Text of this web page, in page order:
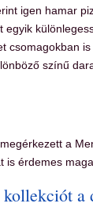
igen hamar
egyik
csomagokban
színű
a
érdemes
kollekciót